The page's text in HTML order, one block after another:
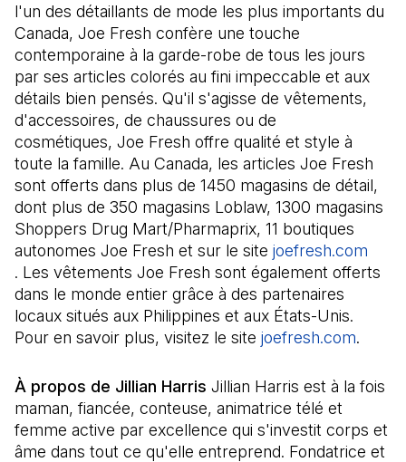
l'un des détaillants de mode les plus importants du
Canada, Joe Fresh confère une touche
contemporaine à la garde-robe de tous les jours
par ses articles colorés au fini impeccable et aux
détails bien pensés. Qu'il s'agisse de vêtements,
d'accessoires, de chaussures ou de
cosmétiques, Joe Fresh offre qualité et style à
toute la famille. Au Canada, les articles Joe Fresh
sont offerts dans plus de 1450 magasins de détail,
dont plus de 350 magasins Loblaw, 1300 magasins
Shoppers Drug Mart/Pharmaprix, 11 boutiques
autonomes Joe Fresh et sur le site joefresh.com
(Il s'ouvre dans un nouvel onglet)
. Les vêtements Joe Fresh sont également offerts
dans le monde entier grâce à des partenaires
locaux situés aux Philippines et aux États-Unis.
Pour en savoir plus, visitez le site joefresh.com(Il
.
À propos de Jillian Harris Jillian Harris est à la fois
maman, fiancée, conteuse, animatrice télé et
femme active par excellence qui s'investit corps et
âme dans tout ce qu'elle entreprend. Fondatrice et